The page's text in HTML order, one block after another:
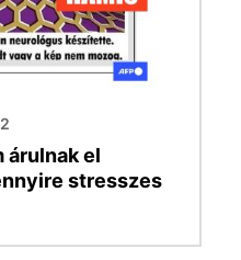
árulnak el
stresszes